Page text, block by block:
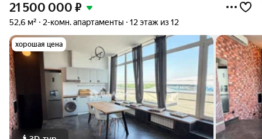
21 500 000 ₽
52,6 м² 2-комн. апартаменты 12 этаж из 12
хорошая цена